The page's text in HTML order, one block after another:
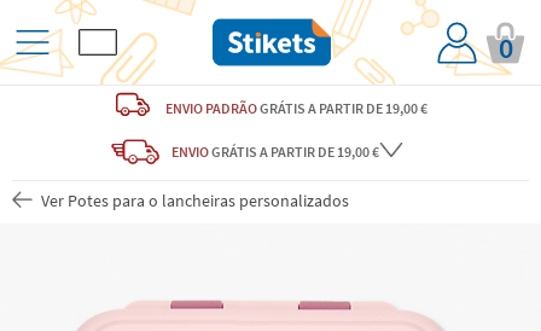
0
ENVIO PADRÃOGRÁTIS A PARTIR DE 19,00 €
ENVIOGRÁTIS A PARTIR DE 19,00 €
Ver Potes para o lancheiras personalizados